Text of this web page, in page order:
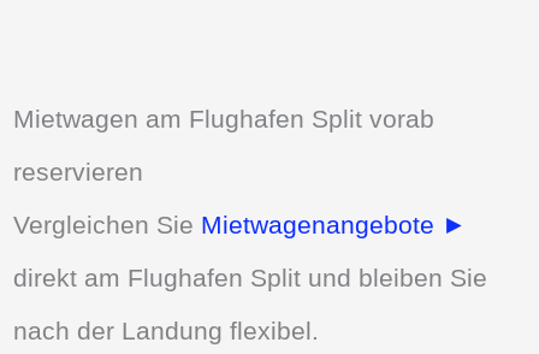
Mietwagen am Flughafen Split vorab
reservieren
Vergleichen Sie Mietwagenangebote ►
direkt am Flughafen Split und bleiben Sie
nach der Landung flexibel.